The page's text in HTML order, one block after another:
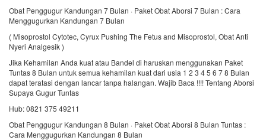
Obat Penggugur Kandungan 7 Bulan · Paket Obat Aborsi 7 Bulan : Cara
Menggugurkan Kandungan 7 Bulan
( Misoprostol Cytotec, Cyrux Pushing The Fetus and Misoprostol, Obat Anti
Nyeri Analgesik )
Jika Kehamilan Anda kuat atau Bandel di haruskan menggunakan Paket
Tuntas 8 Bulan untuk semua kehamilan kuat dari usia 1 2 3 4 5 6 7 8 Bulan
dapat teratasi dengan lancar tanpa halangan. Wajib Baca !!!! Tentang Aborsi
Supaya Gugur Tuntas
Hub: 0821 375 49211
Obat Penggugur Kandungan 8 Bulan · Paket Obat Aborsi 8 Bulan Tuntas :
Cara Menggugurkan Kandungan 8 Bulan